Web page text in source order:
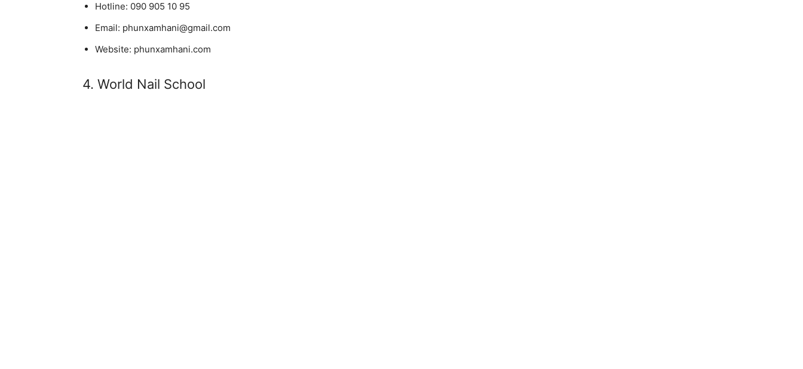
Hotline: 090 905 10 95
Email: phunxamhani@gmail.com
Website: phunxamhani.com
4. World Nail School